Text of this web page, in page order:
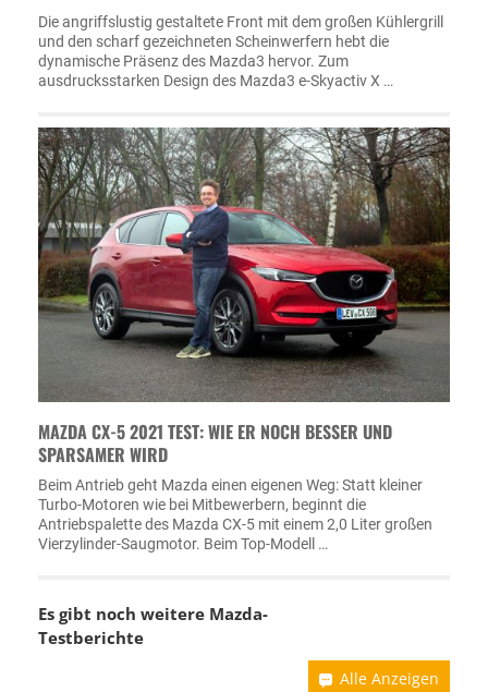
Die angriffslustig gestaltete Front mit dem großen Kühlergrill
und den scharf gezeichneten Scheinwerfern hebt die
dynamische Präsenz des Mazda3 hervor. Zum
ausdrucksstarken Design des Mazda3 e-Skyactiv X …
MAZDA CX-5 2021 TEST: WIE ER NOCH BESSER UND
SPARSAMER WIRD
Beim Antrieb geht Mazda einen eigenen Weg: Statt kleiner
Turbo-Motoren wie bei Mitbewerbern, beginnt die
Antriebspalette des Mazda CX-5 mit einem 2,0 Liter großen
Vierzylinder-Saugmotor. Beim Top-Modell …
Es gibt noch weitere Mazda-
Testberichte
Alle Anzeigen